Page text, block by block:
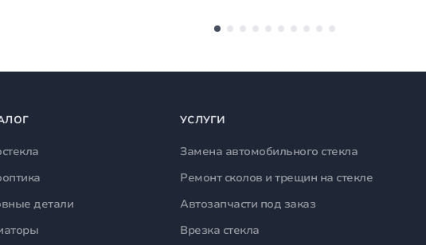
детали
УСЛУГИ
Замена автомобильного стекла
Ремонт сколов и трещин на стекле
Автозапчасти под заказ
Врезка стекла